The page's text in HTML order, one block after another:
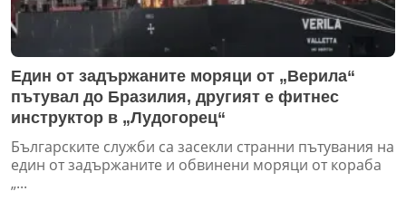
Един от задържаните моряци от „Верила“
пътувал до Бразилия, другият е фитнес
инструктор в „Лудогорец“
Българските служби са засекли странни пътувания на
един от задържаните и обвинени моряци от кораба
„...